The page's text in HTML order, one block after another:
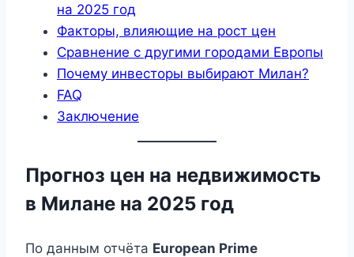
на 2025 год
Факторы, влияющие на рост цен
Сравнение с другими городами Европы
Почему инвесторы выбирают Милан?
FAQ
Заключение
Прогноз цен на недвижимость
в Милане на 2025 год
По данным отчёта European Prime